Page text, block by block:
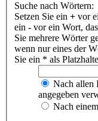
Suche nach Wörtern:
Setzen Sie ein + vor
ein - vor ein Wort,
Sie mehrere Wörter
wenn nur eines der
Sie ein * als
Nach allen
angegeben
Nach